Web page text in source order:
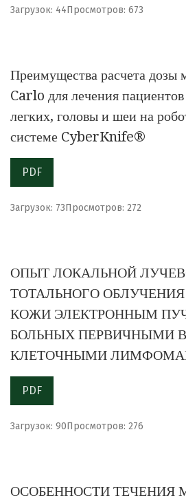
Загрузок: 44Просмотров: 673
Преимущества расчета
Carlo для лечения
легких, головы и шеи на
системе CyberKnife®
PDF
Загрузок: 73Просмотров: 272
ОПЫТ ЛОКАЛЬНОЙ
ТОТАЛЬНОГО
КОЖИ ЭЛЕКТРОННЫМ
БОЛЬНЫХ ПЕРВИЧНЫМИ
КЛЕТОЧНЫМИ
PDF
Загрузок: 90Просмотров: 276
ОСОБЕННОСТИ